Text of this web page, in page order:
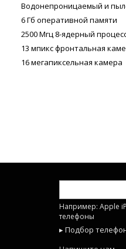
Водонепроницаемый и
6 Гб оперативной памяти
2500 Мгц 8-ядерный
13 мпикс фронтальная
16 мегапиксельная камера
Например: Apple
телефоны
▸ Подбор